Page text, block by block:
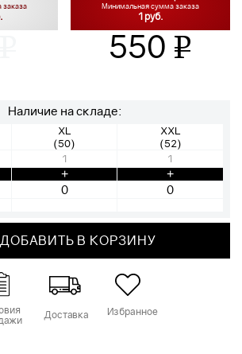
Минимальная сумма заказа
1 руб.
550 v
Наличие на складе:
XL
(50)
XXL
(52)
1
+
1
+
ДОБАВИТЬ В КОРЗИНУ
Доставка Избранное